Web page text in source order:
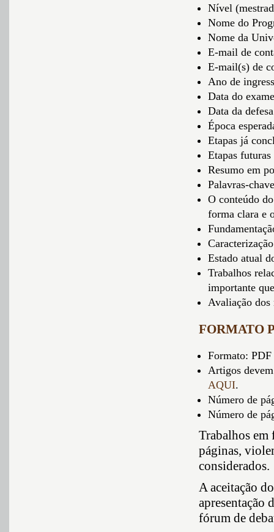
Nível
Nome do
Nome da
E-mail de
E-mail(s) de
Ano de
Data do
Data da
Época
Etapas já
Etapas futuras
Resumo em
Palavras-
O conteúdo
forma clara e
Estado atual
Trabalhos
importante
Avaliação dos
FORMATO
Formato:
Artigos
AQUI.
Número de
Número de
Trabalhos em
páginas,
considerados.
A aceitação
apresentação
fórum de